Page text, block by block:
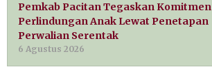
Pemkab Pacitan Tegaskan Komitmen
Perlindungan Anak Lewat Penetapan
Perwalian Serentak
6 Agustus 2026